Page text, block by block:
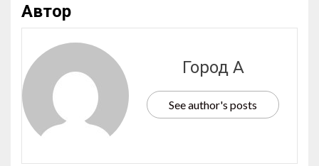
Автор
Город А
See author's posts